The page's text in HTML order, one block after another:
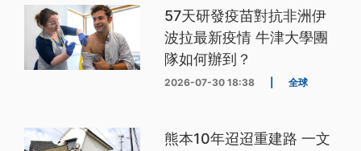
57天研發疫苗對抗非洲伊
波拉最新疫情 牛津大學團
隊如何辦到？
2026-07-30 18:38 全球
熊本10年迢迢重建路 一文